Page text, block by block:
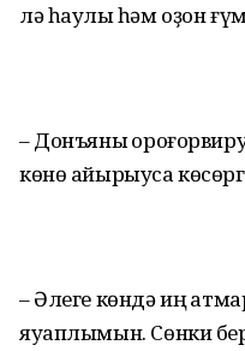
лә һаулыҡ һәм оҙон
– Донъяны
кө­нө айырыуса
– Әлеге көндә иң
яуаплымын. Сөнки